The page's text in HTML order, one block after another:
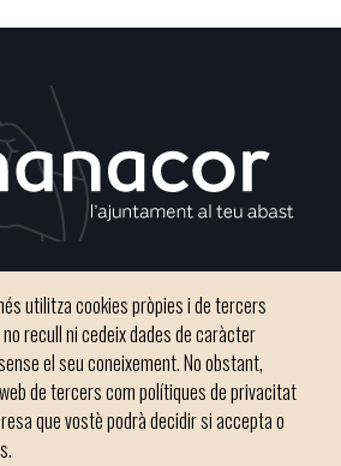
971 84 91 00 - CIF: P0703300D
utilitza cookies pròpies i de tercers
recull ni cedeix dades de caràcter
el seu coneixement. No obstant,
de tercers com polítiques de privacitat
que vostè podrà decidir si accepta o